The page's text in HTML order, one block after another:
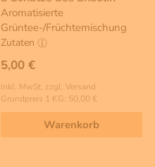
Aromatisierte
Grüntee-/Früchtemischung
Zutaten
5,00 €
inkl. MwSt, zzgl. Versand
Grundpreis 1 KG: 50,00 €
Warenkorb